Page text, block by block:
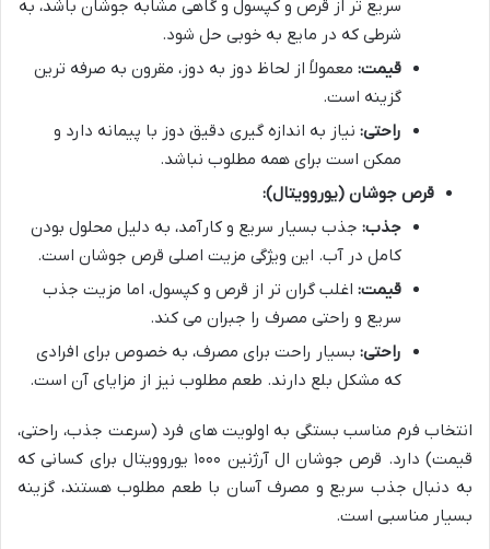
سریع تر از قرص و کپسول و گاهی مشابه جوشان باشد، به
شرطی که در مایع به خوبی حل شود.
قیمت: معمولاً از لحاظ دوز به دوز، مقرون به صرفه ترین
گزینه است.
راحتی: نیاز به اندازه گیری دقیق دوز با پیمانه دارد و
ممکن است برای همه مطلوب نباشد.
قرص جوشان (یوروویتال):
جذب: جذب بسیار سریع و کارآمد، به دلیل محلول بودن
کامل در آب. این ویژگی مزیت اصلی قرص جوشان است.
قیمت: اغلب گران تر از قرص و کپسول، اما مزیت جذب
سریع و راحتی مصرف را جبران می کند.
راحتی: بسیار راحت برای مصرف، به خصوص برای افرادی
که مشکل بلع دارند. طعم مطلوب نیز از مزایای آن است.
انتخاب فرم مناسب بستگی به اولویت های فرد (سرعت جذب، راحتی،
قیمت) دارد. قرص جوشان ال آرژنین ۱۰۰۰ یوروویتال برای کسانی که
به دنبال جذب سریع و مصرف آسان با طعم مطلوب هستند، گزینه
بسیار مناسبی است.